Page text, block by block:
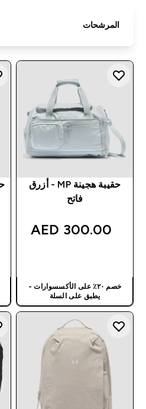
المرشحات
حقيبة هجينة MP - أزرق
فاتح
300.00 AED‎
خصم ٢٠٪ على الأكسسوارات -
يطبق على السلة